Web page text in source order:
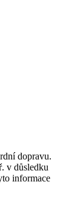
dopravu.
v důsledku
informace